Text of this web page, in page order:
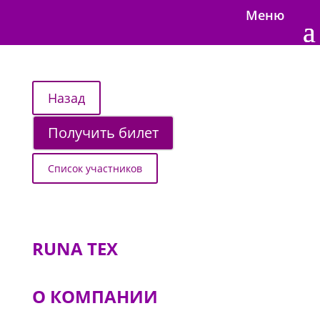
Меню
Получить билет
Список участников
RUNA TEX
О КОМПАНИИ